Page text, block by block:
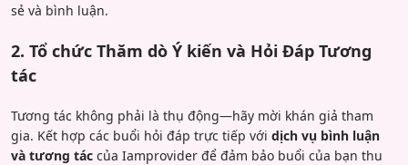
sẻ và bình luận.
2. Tổ chức Thăm dò Ý kiến và Hỏi Đáp Tương
tác
Tương tác không phải là thụ động—hãy mời khán giả tham
gia. Kết hợp các buổi hỏi đáp trực tiếp với dịch vụ bình luận
và tương tác của Iamprovider để đảm bảo buổi của bạn thu